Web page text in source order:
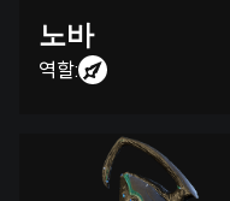
노바
역할: